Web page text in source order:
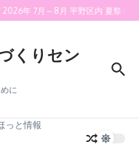
年 7月～8月 平野区内 夏祭り・
くりセン
に
っと情報